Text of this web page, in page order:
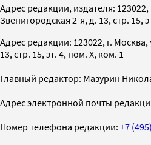
Адрес редакции, издателя: 123022,
Звенигородская 2-я, д. 13, стр. 15,
Адрес редакции: 123022, г.
13, стр. 15, эт. 4, пом. X, ком. 1
Главный редактор: Мазурин
Адрес электронной почты
Номер телефона редакции: +7